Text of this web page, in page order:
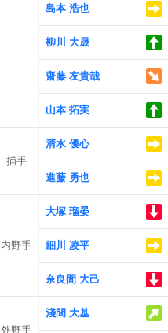
島本 浩也
柳川 大晟
齋藤 友貴哉
山本 拓実
捕手
清水 優心
進藤 勇也
内野手
大塚 瑠晏
細川 凌平
奈良間 大己
外野手
淺間 大基